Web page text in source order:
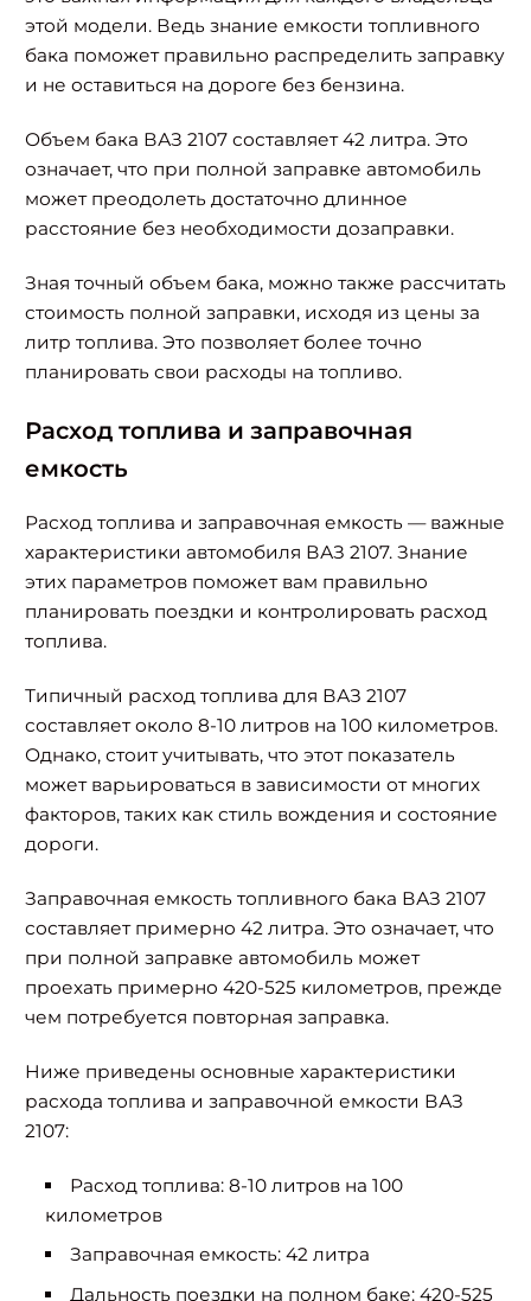
этой модели. Ведь знание емкости топливного
бака поможет правильно распределить заправку
и не оставиться на дороге без бензина.
Объем бака ВАЗ 2107 составляет 42 литра. Это
означает, что при полной заправке автомобиль
может преодолеть достаточно длинное
расстояние без необходимости дозаправки.
Зная точный объем бака, можно также рассчитать
стоимость полной заправки, исходя из цены за
литр топлива. Это позволяет более точно
планировать свои расходы на топливо.
Расход топлива и заправочная
емкость
Расход топлива и заправочная емкость — важные
характеристики автомобиля ВАЗ 2107. Знание
этих параметров поможет вам правильно
планировать поездки и контролировать расход
топлива.
Типичный расход топлива для ВАЗ 2107
составляет около 8-10 литров на 100 километров.
Однако, стоит учитывать, что этот показатель
может варьироваться в зависимости от многих
факторов, таких как стиль вождения и состояние
дороги.
Заправочная емкость топливного бака ВАЗ 2107
составляет примерно 42 литра. Это означает, что
при полной заправке автомобиль может
проехать примерно 420-525 километров, прежде
чем потребуется повторная заправка.
Ниже приведены основные характеристики
расхода топлива и заправочной емкости ВАЗ
2107:
Расход топлива: 8-10 литров на 100
километров
Заправочная емкость: 42 литра
Дальность поездки на полном баке: 420-525